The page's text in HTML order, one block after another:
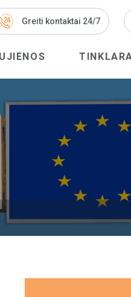
Greiti kontaktai 24/7